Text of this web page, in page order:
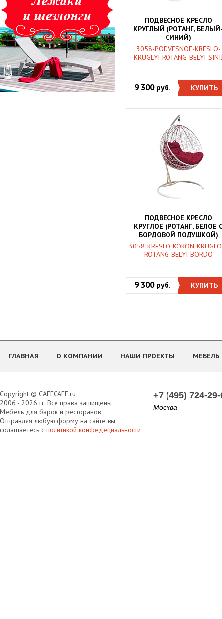
ПОДВЕСНОЕ КРЕСЛО
КРУГЛЫЙ (РОТАНГ,
СИНИЙ)
3058-PODVESNOE-KRESLO-
KRUGLYI-ROTANG-BELYI-
9 300 руб. КУПИТЬ
ПОДВЕСНОЕ КРЕСЛО
КРУГЛОЕ (РОТАНГ, БЕЛОЕ
БОРДОВОЙ ПОДУШКОЙ)
3058-KRESLO-KOKON-
ROTANG-BELYI-BORDO
9 300 руб. КУПИТЬ
ГЛАВНАЯ О КОМПАНИИ НАШИ ПРОЕКТЫ
Copyright © CAFECAFE.ru
2006 - 2026 гг. Все права защищены.
Мебель для баров и ресторанов
Отправляя любую форму на сайте вы
солашаетесь с политикой конфедециальности
+7 (495) 724-29-
Москва